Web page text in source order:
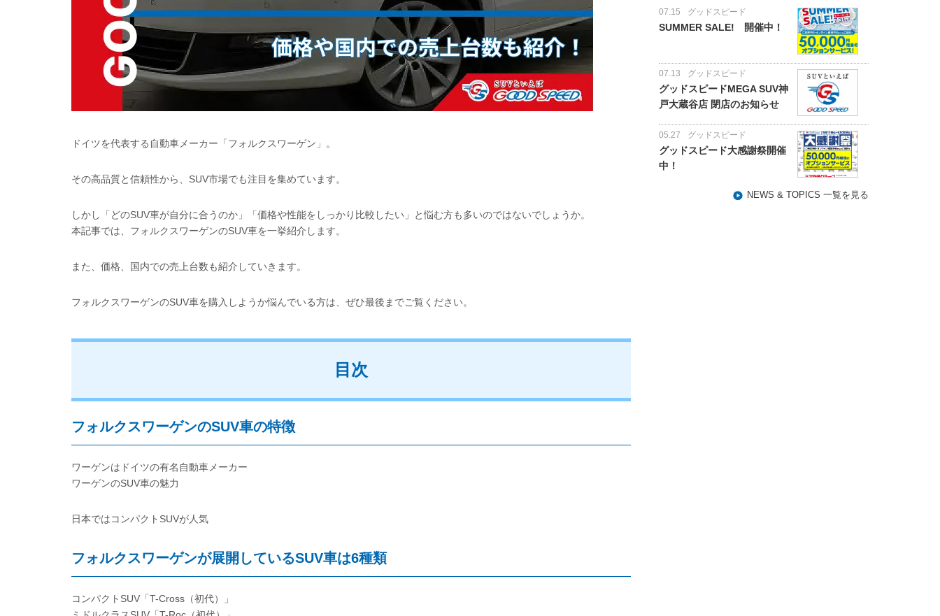
ドイツを代表する自動車メーカー「フォルクスワーゲン」。
その高品質と信頼性から、SUV市場でも注目を集めています。
しかし「どのSUV車が自分に合うのか」「価格や性能をしっかり比較したい」と悩む方も多いのではないでしょうか。
本記事では、フォルクスワーゲンのSUV車を一挙紹介します。
また、価格、国内での売上台数も紹介していきます。
フォルクスワーゲンのSUV車を購入しようか悩んでいる方は、ぜひ最後までご覧ください。
目次
フォルクスワーゲンのSUV車の特徴
ワーゲンはドイツの有名自動車メーカー
ワーゲンのSUV車の魅力
日本ではコンパクトSUVが人気
フォルクスワーゲンが展開しているSUV車は6種類
コンパクトSUV「T-Cross（初代）」
07.15 グッドスピード
SUMMER SALE! 開催中！
07.13 グッドスピード
グッドスピードMEGA SUV神
戸大蔵谷店 閉店のお知らせ
05.27 グッドスピード
グッドスピード大感謝祭開催
中！
NEWS & TOPICS 一覧を見る